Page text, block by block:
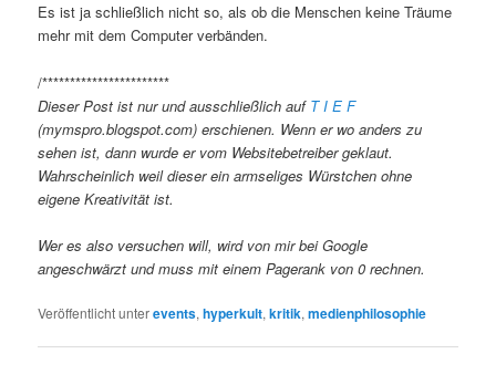
Es ist ja schließlich nicht so, als ob die Menschen keine Träume
mehr mit dem Computer verbänden.
/***********************
Dieser Post ist nur und ausschließlich auf T I E F
(mymspro.blogspot.com) erschienen. Wenn er wo anders zu
sehen ist, dann wurde er vom Websitebetreiber geklaut.
Wahrscheinlich weil dieser ein armseliges Würstchen ohne
eigene Kreativität ist.
Wer es also versuchen will, wird von mir bei Google
angeschwärzt und muss mit einem Pagerank von 0 rechnen.
Veröffentlicht unterevents,hyperkult,kritik,medienphilosophie